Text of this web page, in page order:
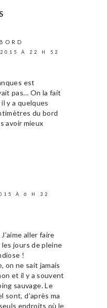
À 22 H 52
est
pas… On la fait
y a quelques
du bord
avoir mieux
À 6 H 32
aller faire
les jours de pleine
!
on ne sait jamais
et il y a souvent
sauvage. Le
sont, d’après ma
endroits où le